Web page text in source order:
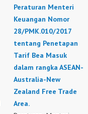
Peraturan Menteri
Keuangan Nomor
28/PMK.010/2017
tentang Penetapan
Tarif Bea Masuk
dalam rangka ASEAN-
Australia-New
Zealand Free Trade
Area.